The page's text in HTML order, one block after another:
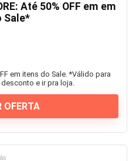
Até 50% OFF em em
Sale*
em itens do Sale. *Válido para
e ir pra loja.
OFERTA